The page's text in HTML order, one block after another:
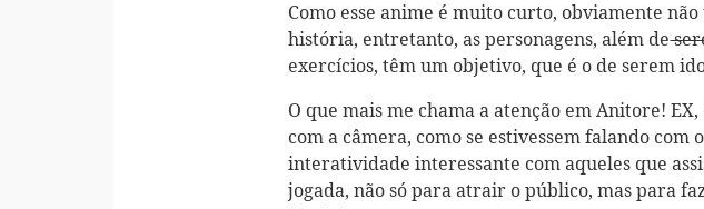
Como esse anime é muito curto, obviamente
história, entretanto, as personagens, além de
exercícios, têm um objetivo, que é o de serem
O que mais me chama a atenção em Anitore!
com a câmera, como se estivessem falando com
interatividade interessante com aqueles que
jogada, não só para atrair o público, mas para